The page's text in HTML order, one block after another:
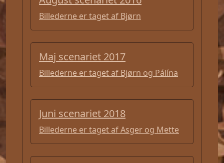
Billederne er taget af Bjørn
Maj scenariet 2017
Billederne er taget af Bjørn og Pálína
Juni scenariet 2018
Billederne er taget af Asger og Mette